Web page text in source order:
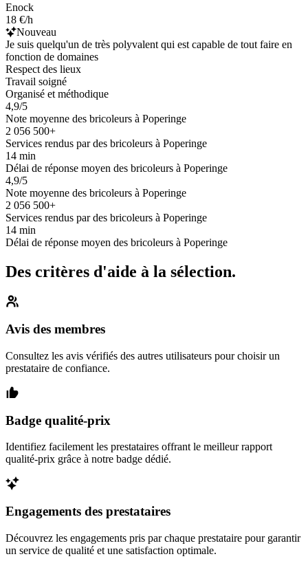
Enock
18 €/h
Nouveau
Je suis quelqu'un de très polyvalent qui est capable de tout faire en
fonction de domaines
Respect des lieux
Travail soigné
Organisé et méthodique
4,9/5
Note moyenne des bricoleurs à Poperinge
2 056 500+
Services rendus par des bricoleurs à Poperinge
14 min
Délai de réponse moyen des bricoleurs à Poperinge
4,9/5
Note moyenne des bricoleurs à Poperinge
2 056 500+
Services rendus par des bricoleurs à Poperinge
14 min
Délai de réponse moyen des bricoleurs à Poperinge
Des critères d'aide à la sélection.
Avis des membres
Consultez les avis vérifiés des autres utilisateurs pour choisir un
prestataire de confiance.
Badge qualité-prix
Identifiez facilement les prestataires offrant le meilleur rapport
qualité-prix grâce à notre badge dédié.
Engagements des prestataires
Découvrez les engagements pris par chaque prestataire pour garantir
un service de qualité et une satisfaction optimale.